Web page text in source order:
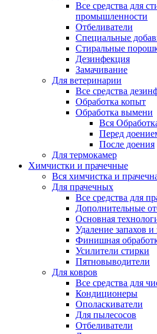
Все средства для
промышленности
Отбеливатели
Специальные
Стиральные
Дезинфекция
Замачивание
Для ветеринарии
Все средства
Обработка копыт
Обработка вымени
Вся
Перед
После доения
Для термокамер
Химчистки и прачечные
Вся химчистка и
Для прачечных
Все средства для
Дополнительные
Основная
Удаление запахов и
Финишная
Усилители стирки
Пятновыводители
Для ковров
Все средства для
Кондиционеры
Ополаскиватели
Для пылесосов
Отбеливатели